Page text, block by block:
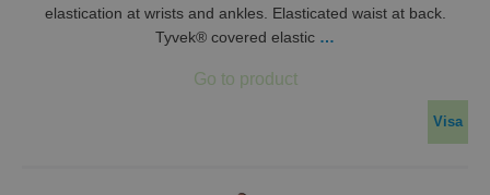
elastication at wrists and ankles. Elasticated waist at back.
Tyvek® covered elastic …
Visa